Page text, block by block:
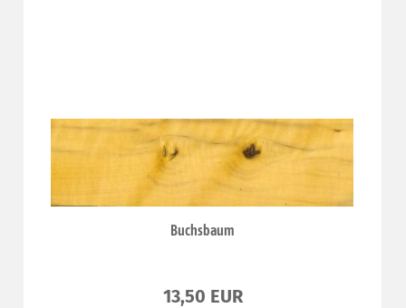
Buchsbaum
13,50 EUR